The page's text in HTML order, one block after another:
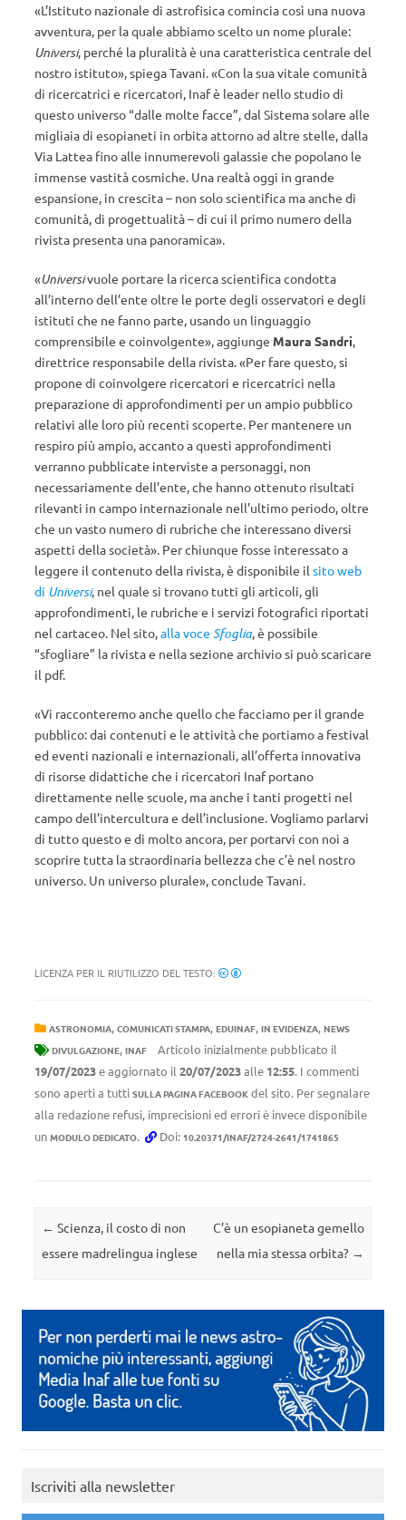
«L’Istituto nazionale di astrofisica comincia così una nuova
avventura, per la quale abbiamo scelto un nome plurale:
Universi, perché la pluralità è una caratteristica centrale del
nostro istituto», spiega Tavani. «Con la sua vitale comunità
di ricercatrici e ricercatori, Inaf è leader nello studio di
questo universo “dalle molte facce”, dal Sistema solare alle
migliaia di esopianeti in orbita attorno ad altre stelle, dalla
Via Lattea fino alle innumerevoli galassie che popolano le
immense vastità cosmiche. Una realtà oggi in grande
espansione, in crescita – non solo scientifica ma anche di
comunità, di progettualità – di cui il primo numero della
rivista presenta una panoramica».
«Universivuole portare la ricerca scientifica condotta
all’interno dell’ente oltre le porte degli osservatori e degli
istituti che ne fanno parte, usando un linguaggio
comprensibile e coinvolgente», aggiunge Maura Sandri,
direttrice responsabile della rivista. «Per fare questo, si
propone di coinvolgere ricercatori e ricercatrici nella
preparazione di approfondimenti per un ampio pubblico
relativi alle loro più recenti scoperte. Per mantenere un
respiro più ampio, accanto a questi approfondimenti
verranno pubblicate interviste a personaggi, non
necessariamente dell’ente, che hanno ottenuto risultati
rilevanti in campo internazionale nell’ultimo periodo, oltre
che un vasto numero di rubriche che interessano diversi
aspetti della società». Per chiunque fosse interessato a
leggere il contenuto della rivista, è disponibile il sito web
di Universi, nel quale si trovano tutti gli articoli, gli
approfondimenti, le rubriche e i servizi fotografici riportati
nel cartaceo. Nel sito,alla voce Sfoglia, è possibile
“sfogliare” la rivista e nella sezione archivio si può scaricare
il pdf.
«Vi racconteremo anche quello che facciamo per il grande
pubblico: dai contenuti e le attività che portiamo a festival
ed eventi nazionali e internazionali, all’offerta innovativa
di risorse didattiche che i ricercatori Inaf portano
direttamente nelle scuole, ma anche i tanti progetti nel
campo dell’intercultura e dell’inclusione. Vogliamo parlarvi
di tutto questo e di molto ancora, per portarvi con noi a
scoprire tutta la straordinaria bellezza che c’è nel nostro
universo. Un universo plurale», conclude Tavani.
LICENZA PER IL RIUTILIZZO DEL TESTO:
ASTRONOMIA, COMUNICATI STAMPA, EDUINAF, IN EVIDENZA, NEWS
DIVULGAZIONE, INAF
Articolo inizialmente pubblicato il
19/07/2023e aggiornato il 20/07/2023alle 12:55. I commenti
sono aperti a tutti SULLA PAGINA FACEBOOK del sito. Per segnalare
alla redazione refusi, imprecisioni ed errori è invece disponibile
un MODULO DEDICATO. Doi: 10.20371/INAF/2724-2641/1741865
Navigazione articolo
← Scienza, il costo di non
essere madrelingua inglese
C’è un esopianeta gemello
nella mia stessa orbita? →
Iscriviti alla newsletter